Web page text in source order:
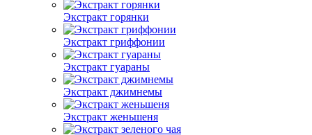
Экстракт горянки
Экстракт гриффонии
Экстракт гуараны
Экстракт джимнемы
Экстракт женьшеня